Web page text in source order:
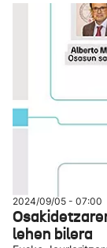
2024/09/05 - 07:00
lehen bilera